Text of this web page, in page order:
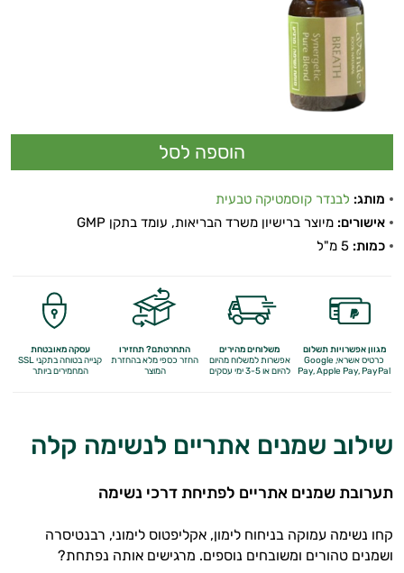
מותג: לבנדר קוסמטיקה טבעית
אישורים: מיוצר ברישיון משרד הבריאות, עומד בתקן GMP
כמות:
מגוון אפשרויות תשלום
כרטיס אשראי, Google
Pay,Apple Pay, PayPal
משלוחים מהירים
אפשרות למשלוח מהיום
להיום או 3-5 ימי עסקים
התחרטתם? תחזירו
החזר כספי מלאבהחזרת
המוצר
עסקה מאובטחת
קנייה בטוחה בתקני SSL
המחמירים ביותר
שילוב שמנים אתריים לנשימה קלה
תערובת שמנים אתריים לפתיחת דרכי נשימה
קחו נשימה עמוקה בניחוח לימון, אקליפטוס לימוני, רבנטיסרה
ושמנים טהורים ומשובחים נוספים. מרגישים אותה נפתחת?